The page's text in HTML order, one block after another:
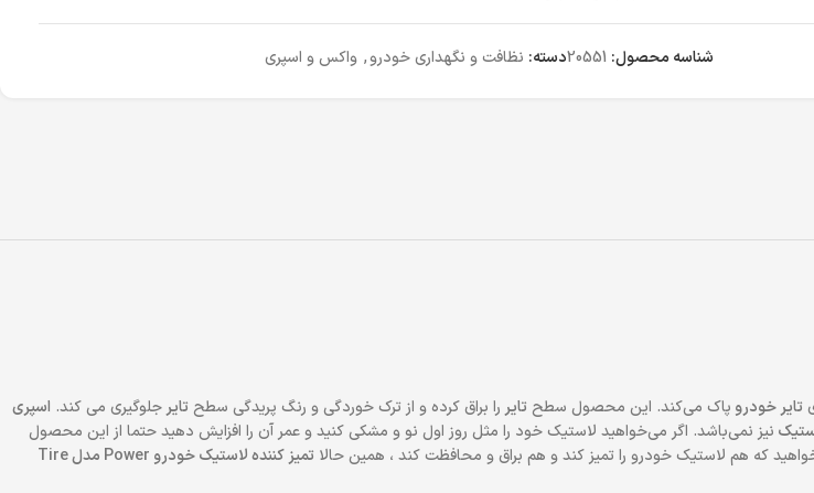
شناسه محصول: 20551دسته: نظافت و نگهداری خودرو, واکس و اسپری
تایر خودرو پاک می‌کند. این محصول سطح تایر را براق کرده و از ترک خوردگی و رنگ پریدگی سطح تایر جلوگیری می کند. اسپری
نیز نمی‌باشد. اگر می‌خواهید لاستیک خود را مثل روز اول نو و مشکی کنید و عمر آن را افزایش دهید حتما از این محصول
که هم لاستیک خودرو را تمیز کند و هم براق و محافظت کند ، همین حالا
تمیز کننده لاستیک خودرو Power مدل Tire